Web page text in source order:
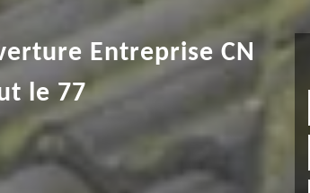
Entreprise CN
le 77